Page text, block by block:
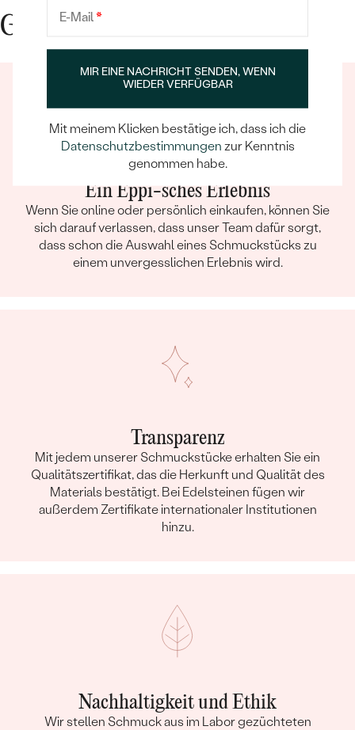
ausgesuchtem Stein entworfen. Der Transport
es auch immer wieder einen Zwischenstand
Endergebnis sah dann zuletzt noch viel besser
Shop, den ich uneingeschränkt
weiterempfehlen kann!
Gute Gründe für Eppi
Ein Eppi-sches Erlebnis
Wenn Sie online oder persönlich einkaufen, können Sie
sich darauf verlassen, dass unser Team dafür sorgt,
dass schon die Auswahl eines Schmuckstücks zu
einem unvergesslichen Erlebnis wird.
Transparenz
Mit jedem unserer Schmuckstücke erhalten Sie ein
Qualitätszertifikat, das die Herkunft und Qualität des
Materials bestätigt. Bei Edelsteinen fügen wir
außerdem Zertifikate internationaler Institutionen
hinzu.
Nachhaltigkeit und Ethik
Wir stellen Schmuck aus im Labor gezüchteten
E-Mail*
MIR EINE NACHRICHT SENDEN, WENN
WIEDER VERFÜGBAR
Mit meinem Klicken bestätige ich, dass ich die
Datenschutzbestimmungen zur Kenntnis
genommen habe.